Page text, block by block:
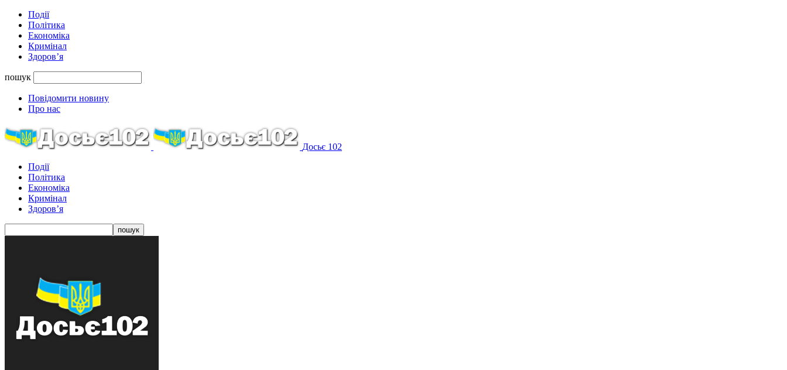
Події
Політика
Економіка
Кримінал
Здоров’я
пошук
Повідомити новину
Про нас
Досьє 102
Події
Політика
Економіка
Кримінал
Здоров’я